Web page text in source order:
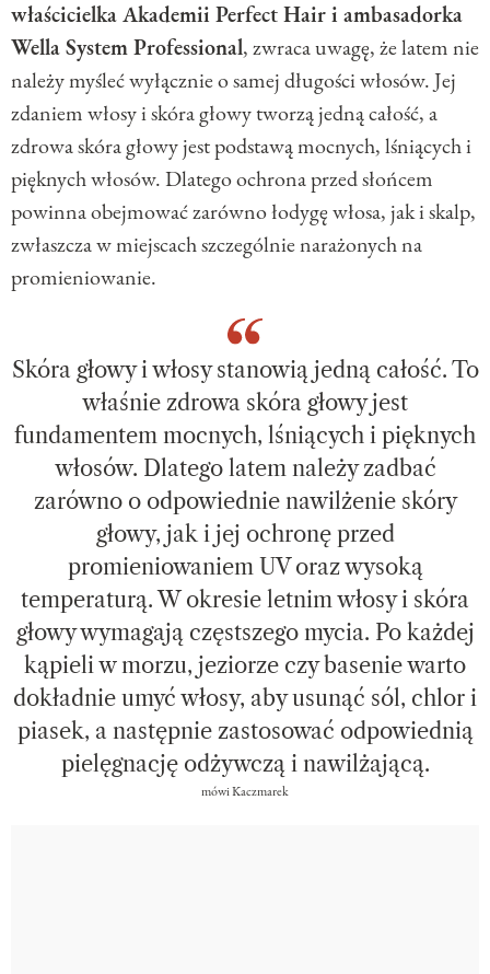
właścicielka Akademii Perfect Hair i ambasadorka
Wella System Professional, zwraca uwagę, że latem nie
należy myśleć wyłącznie o samej długości włosów. Jej
zdaniem włosy i skóra głowy tworzą jedną całość, a
zdrowa skóra głowy jest podstawą mocnych, lśniących i
pięknych włosów. Dlatego ochrona przed słońcem
powinna obejmować zarówno łodygę włosa, jak i skalp,
zwłaszcza w miejscach szczególnie narażonych na
promieniowanie.
Skóra głowy i włosy stanowią jedną całość. To
właśnie zdrowa skóra głowy jest
fundamentem mocnych, lśniących i pięknych
włosów. Dlatego latem należy zadbać
zarówno o odpowiednie nawilżenie skóry
głowy, jak i jej ochronę przed
promieniowaniem UV oraz wysoką
temperaturą. W okresie letnim włosy i skóra
głowy wymagają częstszego mycia. Po każdej
kąpieli w morzu, jeziorze czy basenie warto
dokładnie umyć włosy, aby usunąć sól, chlor i
piasek, a następnie zastosować odpowiednią
pielęgnację odżywczą i nawilżającą.
mówi Kaczmarek